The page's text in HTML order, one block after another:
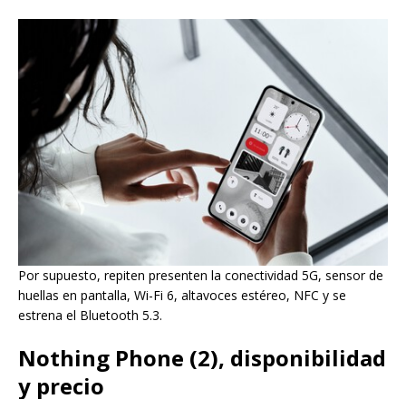
Por supuesto, repiten presenten la conectividad 5G, sensor de
huellas en pantalla, Wi-Fi 6, altavoces estéreo, NFC y se
estrena el Bluetooth 5.3.
Nothing Phone (2), disponibilidad
y precio